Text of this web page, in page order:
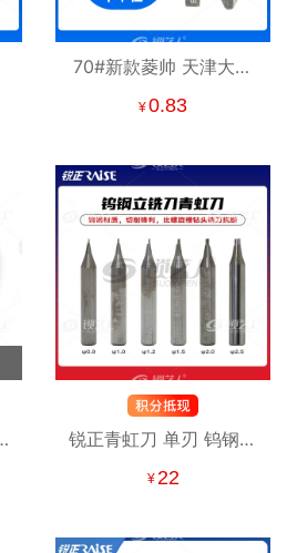
70#新款菱帅 天津大发
等 中卡位钥匙头 子机通
¥0.83
锐正青虹刀 单刃 钨钢立
1.5mm RAISE
¥ 22